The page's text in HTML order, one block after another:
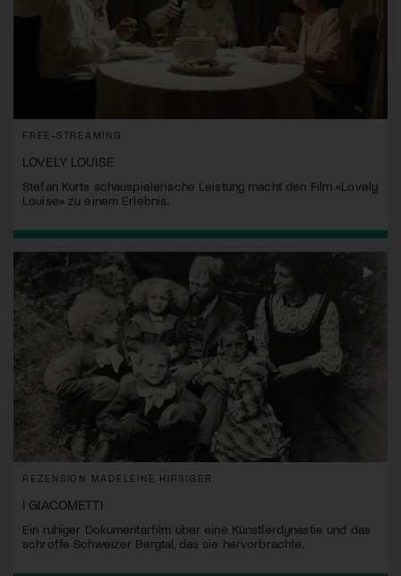
FREE-STREAMING
LOVELY LOUISE
Stefan Kurts schauspielerische Leistung macht den Film «Lovely
Louise» zu einem Erlebnis.
REZENSION MADELEINE HIRSIGER
I GIACOMETTI
Ein ruhiger Dokumentarfilm über eine Künstlerdynastie und das
schroffe Schweizer Bergtal, das sie hervorbrachte.